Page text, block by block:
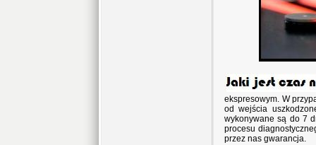
ekspresowym. W
od wejścia
wykonywane są do 7
procesu
przez nas gwarancja.